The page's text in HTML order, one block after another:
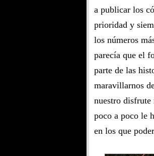
a publicar los
prioridad y
los números
parecía que el
parte de las
maravillarnos
nuestro disfrute
poco a poco le
en los que